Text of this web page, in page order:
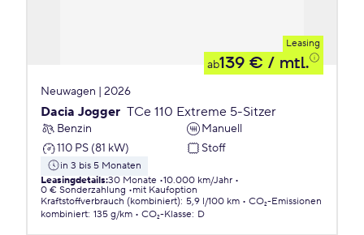
Leasing
ab139 € / mtl.
Neuwagen | 2026
Dacia Jogger TCe 110 Extreme 5-Sitzer
Benzin
Manuell
110 PS (81 kW)
Stoff
in 3 bis 5 Monaten
Leasingdetails:30 Monate 10.000 km/Jahr
0 € Sonderzahlung
mit Kaufoption
Kraftstoffverbrauch (kombiniert): 5,9 l/100 km
CO₂-Emissionen
kombiniert: 135 g/km CO₂-Klasse: D